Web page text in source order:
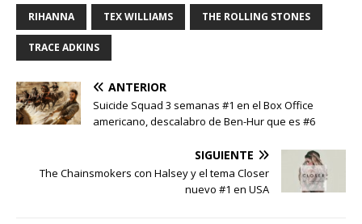
RIHANNA TEX WILLIAMS THE ROLLING STONES
TRACE ADKINS
ANTERIOR
Suicide Squad 3 semanas #1 en el Box Office
americano, descalabro de Ben-Hur que es #6
SIGUIENTE
The Chainsmokers con Halsey y el tema Closer
nuevo #1 en USA